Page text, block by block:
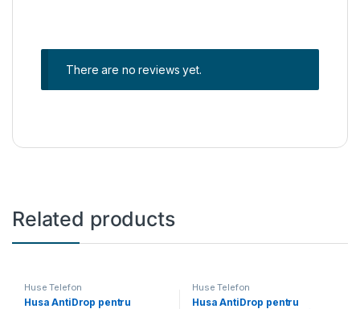
There are no reviews yet.
Related products
Huse Telefon
Husa AntiDrop pentru
Huse Telefon
Husa AntiDrop pentru